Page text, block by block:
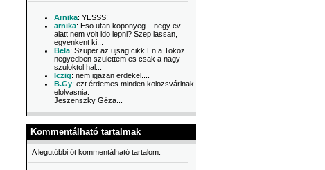
Arnika: YESSS!
arnika: Eso utan koponyeg... negy ev
alatt nem volt ido lepni? Szep lassan,
egyenkent ki...
Bela: Szuper az ujsag cikk.En a Tokoz
negyedben szulettem es csak a nagy
szuloktol hal...
Iczig: nem igazan erdekel....
B.Gy: ezt érdemes minden kolozsvárinak
elolvasnia:
Jeszenszky Géza...
Kommentálható tartalmak
A legutóbbi öt kommentálható tartalom.